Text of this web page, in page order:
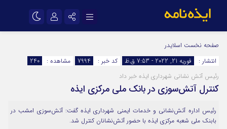
اینستاگرام
سروش
ایتا
آپارات
اپلیکیشن رمز عبور
مرا به خاطر بسپار
صفحه نخست اسلایدر
انتشار :
فوریه 21, 2022 - 7:53 ق.ظ کد خبر : 7994 مشاهده :
240
رئیس آتش نشانی شهرداری ایذه خبر داد
کنترل آتش‌سوزی در بانک ملی مرکزی ایذه
رئیس اداره آتش‌نشانی و خدمات ایمنی شهرداری ایذه گفت: آتش‌سوزی امشب در
بابنک ملی شعبه مرکزی ایذه با حضور آتش‌نشانان کنترل شد.